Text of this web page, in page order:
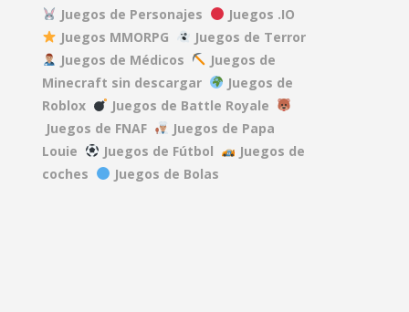
DEAD RAILS
27.5K
REPO
40.1K
Juegos de Personajes
Juegos .IO
Juegos MMORPG
Juegos de Terror
Juegos de Médicos
Juegos de
Minecraft sin descargar
Juegos de
Roblox
Juegos de Battle Royale
Juegos de FNAF
Juegos de Papa
Louie
Juegos de Fútbol
Juegos de
coches
Juegos de Bolas